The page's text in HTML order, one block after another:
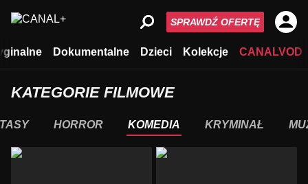
Dokumentalne Dzieci Kolekcje CANALVOD
SPRAWDŹ OFERTĘ
KATEGORIE FILMOWE
HORROR KOMEDIA KRYMINAŁ